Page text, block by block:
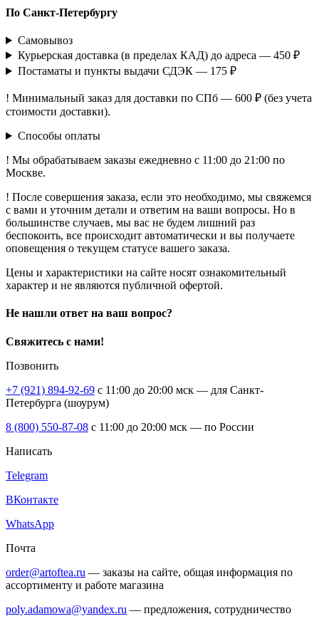
По Санкт-Петербургу
Самовывоз
Курьерская доставка (в пределах КАД) до адреса — 450 ₽
Постаматы и пункты выдачи СДЭК — 175 ₽
! Минимальный заказ для доставки по СПб — 600 ₽ (без учета
стоимости доставки).
Способы оплаты
! Мы обрабатываем заказы ежедневно с 11:00 до 21:00 по
Москве.
! После совершения заказа, если это необходимо, мы свяжемся
с вами и уточним детали и ответим на ваши вопросы. Но в
большинстве случаев, мы вас не будем лишний раз
беспокоить, все происходит автоматически и вы получаете
оповещения о текущем статусе вашего заказа.
Цены и характеристики на сайте носят ознакомительный
характер и не являются публичной офертой.
Не нашли ответ на ваш вопрос?
Свяжитесь с нами!
Позвонить
+7 (921) 894-92-69 c 11:00 до 20:00 мск — для Санкт-
Петербурга (шоурум)
8 (800) 550-87-08 c 11:00 до 20:00 мск — по России
Написать
Telegram
ВКонтакте
WhatsApp
Почта
order@artoftea.ru — заказы на сайте, общая информация по
ассортименту и работе магазина
poly.adamowa@yandex.ru — предложения, сотрудничество